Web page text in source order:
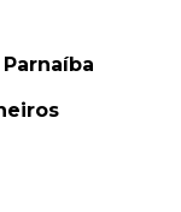
Parnaíba